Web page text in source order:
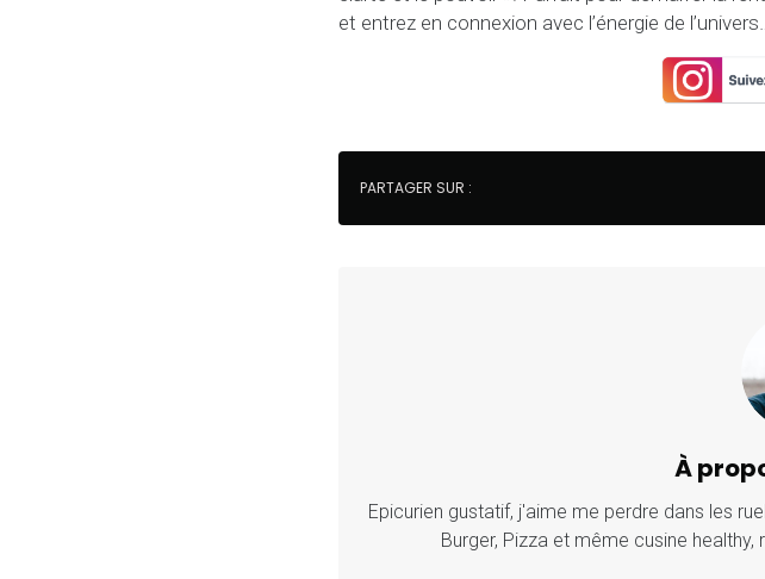
et entrez en connexion avec l’énergie de l’univers…
PARTAGER SUR :
À
Epicurien gustatif, j'aime me perdre dans les
Burger, Pizza et même cusine